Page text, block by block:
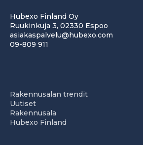
Hubexo Finland Oy
Ruukinkuja 3, 02330 Espoo
asiakaspalvelu@hubexo.com
09-809 911
Rakennusalan trendit
Uutiset
Rakennusala
Hubexo Finland